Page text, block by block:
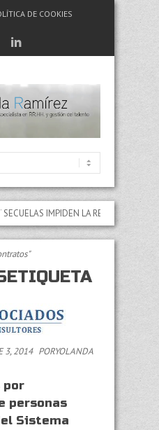
DE COOKIES
IMPIDEN LA REALIZACIÓN DE
3, 2014 PORYOLANDA
por
personas
Sistema